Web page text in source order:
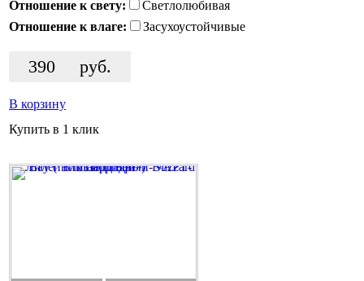
Отношение к свету:
Светлолюбивая
Отношение к влаге:
Засухоустойчивые
390 руб.
В корзину
Купить в 1 клик